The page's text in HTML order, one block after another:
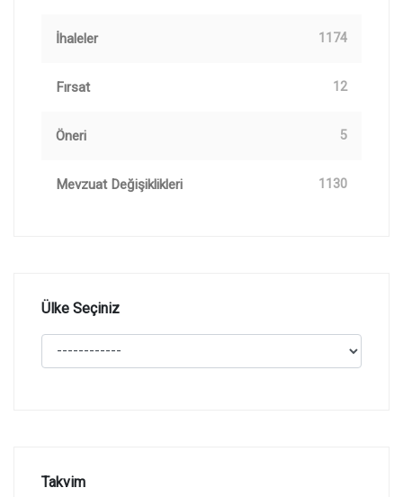
İhaleler 1174
Fırsat 12
Öneri 5
Mevzuat Değişiklikleri 1130
Ülke Seçiniz
Takvim